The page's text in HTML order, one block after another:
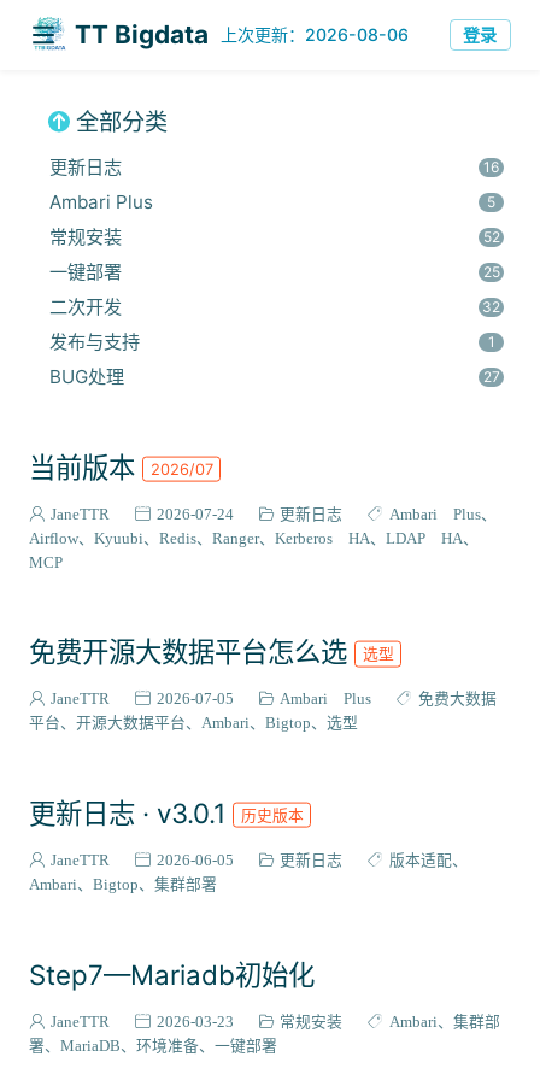
TT Bigdata 上次更新：2026-08-06 登录
全部分类
更新日志
16
Ambari Plus 5
常规安装 52
一键部署 25
二次开发 32
发布与支持 1
BUG处理 27
组件安装
报错解决 68
VIEW插件
成神之路
集成案例 31
核心代码
当前版本 2026/07
JaneTTR 2026-07-24 更新日志
Ambari Plus
Airflow
Kyuubi Redis Ranger Kerberos HA
LDAP HA
MCP
免费开源大数据平台怎么选 选型
JaneTTR 2026-07-05 Ambari Plus
免费大数据
平台
开源大数据平台 Ambari Bigtop 选型
更新日志 · v3.0.1 历史版本
JaneTTR 2026-06-05 更新日志
版本适配
Ambari
Bigtop 集群部署
Step7—Mariadb初始化
JaneTTR 2026-03-23 常规安装 Ambari
集群部
署
MariaDB 环境准备 一键部署